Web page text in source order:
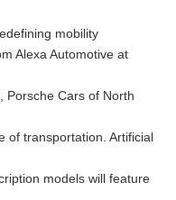
mobility
Alexa Automotive at
Porsche Cars of North
of transportation. Artificial
models will feature